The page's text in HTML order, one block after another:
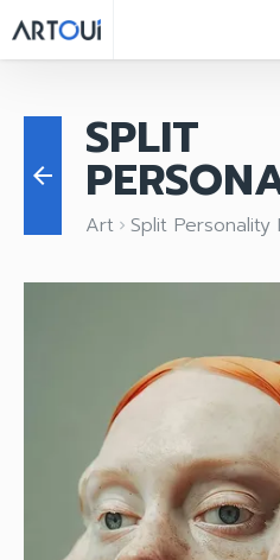
arrow_back
SPLIT
Art keyboard_arrow_right Split Personality I